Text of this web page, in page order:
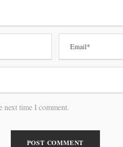
next time I comment.